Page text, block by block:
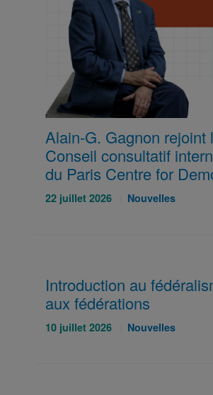
Alain-G. Gagnon rejoint
Conseil consultatif
du Paris Centre for
Publié
22 juillet 2026
Catégories
Nouvelles
Introduction au
aux fédérations
Publié
10 juillet 2026
Catégories
Nouvelles